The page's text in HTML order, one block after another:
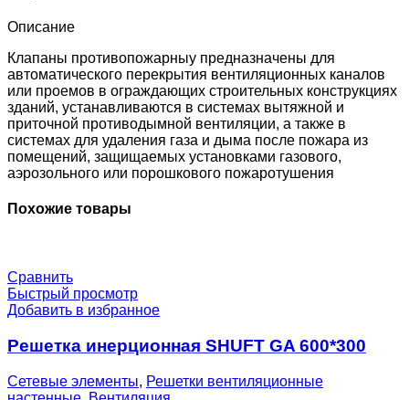
Описание
Клапаны противопожарныу предназначены для
автоматического перекрытия вентиляционных каналов
или проемов в ограждающих строительных конструкциях
зданий, устанавливаются в системах вытяжной и
приточной противодымной вентиляции, а также в
системах для удаления газа и дыма после пожара из
помещений, защищаемых установками газового,
аэрозольного или порошкового пожаротушения
Похожие товары
Сравнить
Быстрый просмотр
Добавить в избранное
Решетка инерционная SHUFT GA 600*300
Сетевые элементы, Решетки вентиляционные